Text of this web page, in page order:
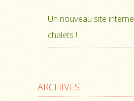
Un nouveau site
chalets !
ARCHIVES